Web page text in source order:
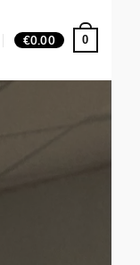
€0.00 0